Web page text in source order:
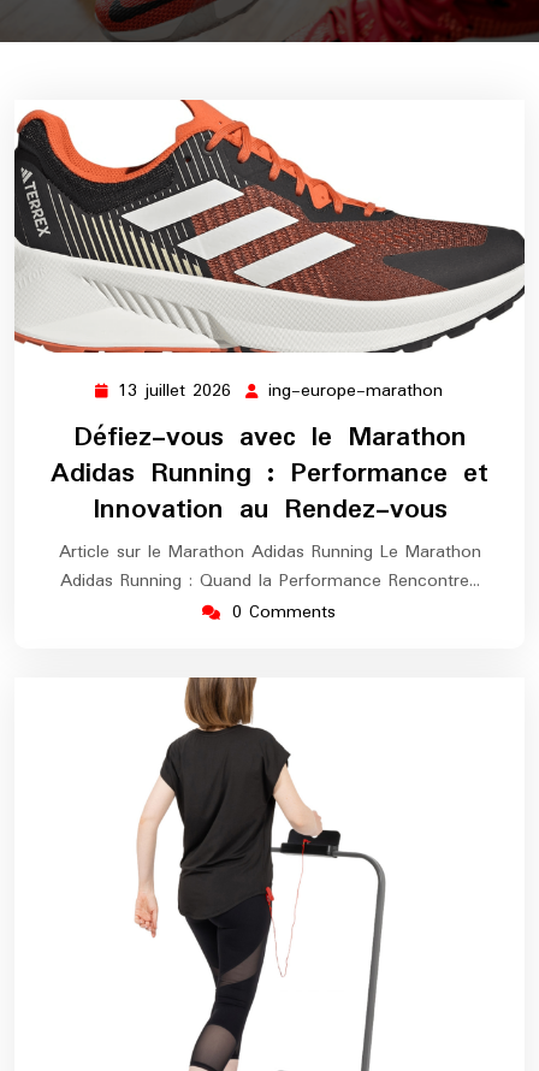
13 juillet 2026 13
2026
ing-europe-marathon
marathon
Défiez-vous avec le Marathon
Adidas Running : Performance et
Innovation au Rendez-vous
Article sur le Marathon Adidas Running Le Marathon
Adidas Running : Quand la Performance Rencontre…
0 Comments